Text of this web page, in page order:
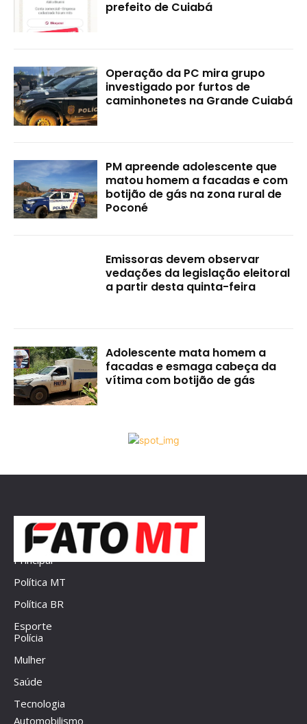
prefeito de Cuiabá
Operação da PC mira grupo
investigado por furtos de
caminhonetes na Grande Cuiabá
PM apreende adolescente que
matou homem a facadas e com
botijão de gás na zona rural de
Poconé
Emissoras devem observar
vedações da legislação eleitoral
a partir desta quinta-feira
Adolescente mata homem a
facadas e esmaga cabeça da
vítima com botijão de gás
Principal
Política MT
Política BR
Esporte
Polícia
Mulher
Saúde
Tecnologia
Automobilismo